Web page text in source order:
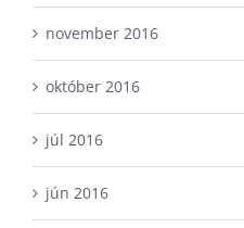
november 2016
október 2016
júl 2016
jún 2016